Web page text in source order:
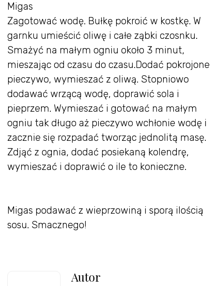
Migas
Zagotować wodę. Bułkę pokroić w kostkę. W
garnku umieścić oliwę i całe ząbki czosnku.
Smażyć na małym ogniu około 3 minut,
mieszając od czasu do czasu.Dodać pokrojone
pieczywo, wymieszać z oliwą. Stopniowo
dodawać wrzącą wodę, doprawić sola i
pieprzem. Wymieszać i gotować na małym
ogniu tak długo aż pieczywo wchłonie wodę i
zacznie się rozpadać tworząc jednolitą masę.
Zdjąć z ognia, dodać posiekaną kolendrę,
wymieszać i doprawić o ile to konieczne.
Migas podawać z wieprzowiną i sporą ilością
sosu. Smacznego!
Autor